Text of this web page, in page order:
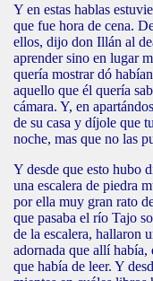
Y en estas hablas
que fue hora de cena.
ellos, dijo don Illán al
aprender sino en lugar
quería mostrar dó
aquello que él quería
cámara. Y, en
de su casa y díjole que
noche, mas que no las
Y desde que esto hubo
una escalera de piedra
por ella muy gran rato
que pasaba el río Tajo
de la escalera, hallaron
adornada que allí había,
que había de leer. Y